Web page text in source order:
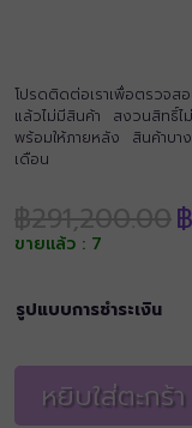
โปรดติดต่อเราเพื่อตรวจ
แล้วไม่มีสินค้า สงวนสิทธิ์ไ
พร้อมให้ภายหลัง สินค้าบาง
เดือน
฿291,200.00฿
ขายแล้ว : 7
รูปแบบการชำระเงิน
หยิบใส่ตะกร้า